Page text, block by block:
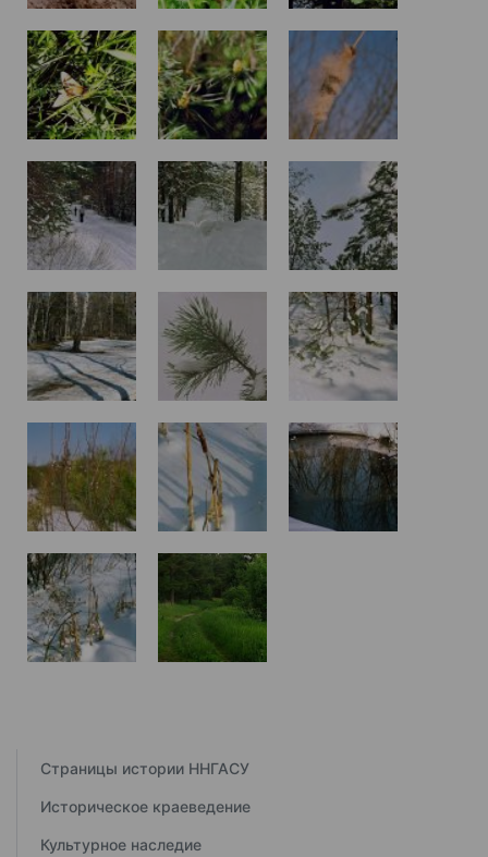
Страницы истории ННГАСУ
Историческое краеведение
Культурное наследие